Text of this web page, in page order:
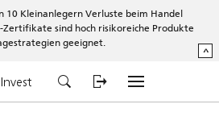
10 Kleinanlegern Verluste beim Handel
sind hoch risikoreiche Produkte
geeignet.
^